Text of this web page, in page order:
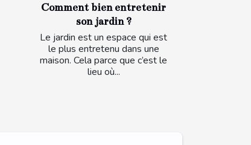
Comment bien entretenir
son jardin ?
Le jardin est un espace qui est
le plus entretenu dans une
maison. Cela parce que c’est le
lieu où...